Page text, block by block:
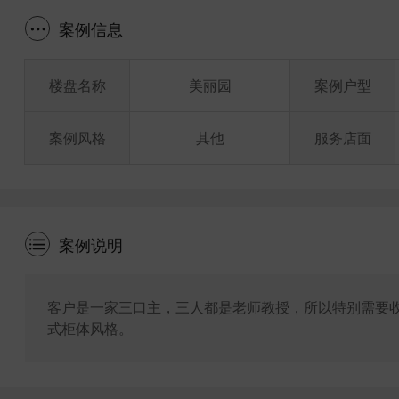
案例信息
楼盘名称
案例风格
美丽园
其他
案例户型
服务店面
案例说明
客户是一家三口主，三人都是老师教授，所以特别需
式柜体风格。